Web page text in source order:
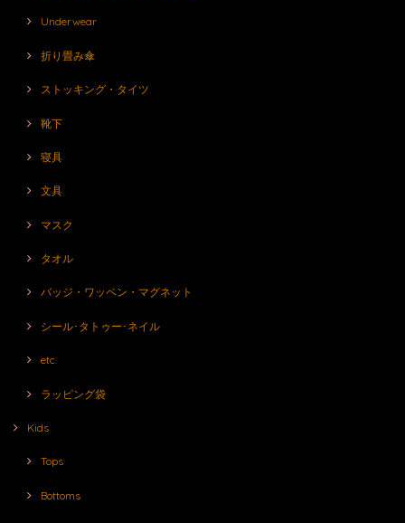
Underwear
折り畳み傘
ストッキング・タイツ
靴下
寝具
文具
マスク
タオル
バッジ・ワッペン・マグネット
シール･タトゥー･ネイル
etc.
ラッピング袋
Kids
Tops
Bottoms